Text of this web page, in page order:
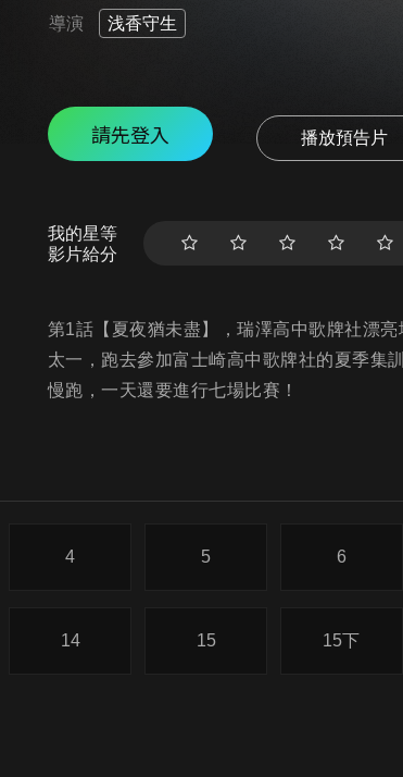
導演 浅香守生
請先登入 播放預告片
我的星等
影片給分
第1話【夏夜猶未盡】，瑞澤高中歌牌社漂
太一，跑去參加富士崎高中歌牌社的夏季集
慢跑，一天還要進行七場比賽！
4 5 6
14 15 15下